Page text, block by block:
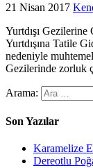
21 Nisan 2017
Yurtdışı
Yurtdışına Tatile
nedeniyle muhtemel
Gezilerinde zorluk
Arama:
Son Yazılar
Karamelize
Dereotlu